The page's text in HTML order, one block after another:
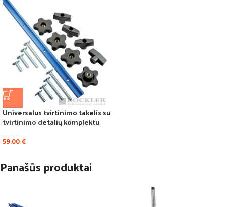
Universalus tvirtinimo takelis su
tvirtinimo detalių komplektu
59.00€
Panašūs produktai